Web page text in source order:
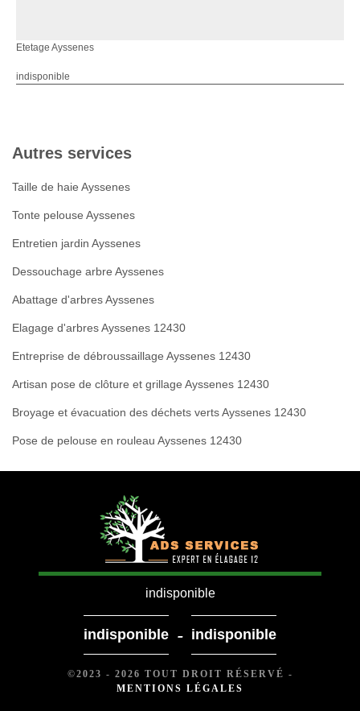
Etetage Ayssenes
indisponible
Autres services
Taille de haie Ayssenes
Tonte pelouse Ayssenes
Entretien jardin Ayssenes
Dessouchage arbre Ayssenes
Abattage d'arbres Ayssenes
Elagage d'arbres Ayssenes 12430
Entreprise de débroussaillage Ayssenes 12430
Artisan pose de clôture et grillage Ayssenes 12430
Broyage et évacuation des déchets verts Ayssenes 12430
Pose de pelouse en rouleau Ayssenes 12430
indisponible
indisponible - indisponible
©2023 - 2026 TOUT DROIT RÉSERVÉ -
MENTIONS LÉGALES